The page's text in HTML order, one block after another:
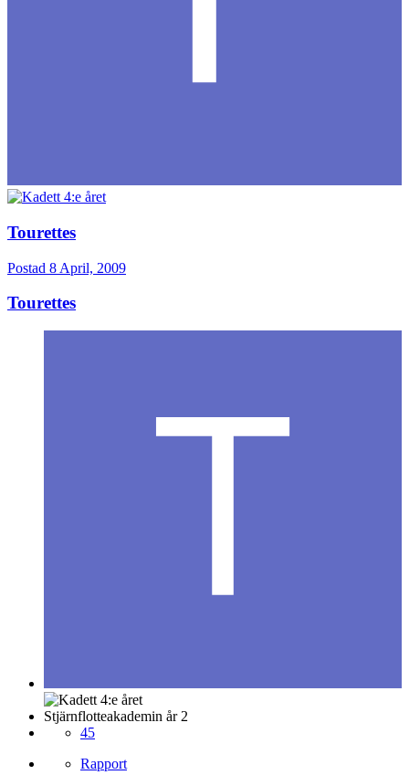
Tourettes
Postad 8 April, 2009
Tourettes
Stjärnflotteakademin år 2
45
Rapport